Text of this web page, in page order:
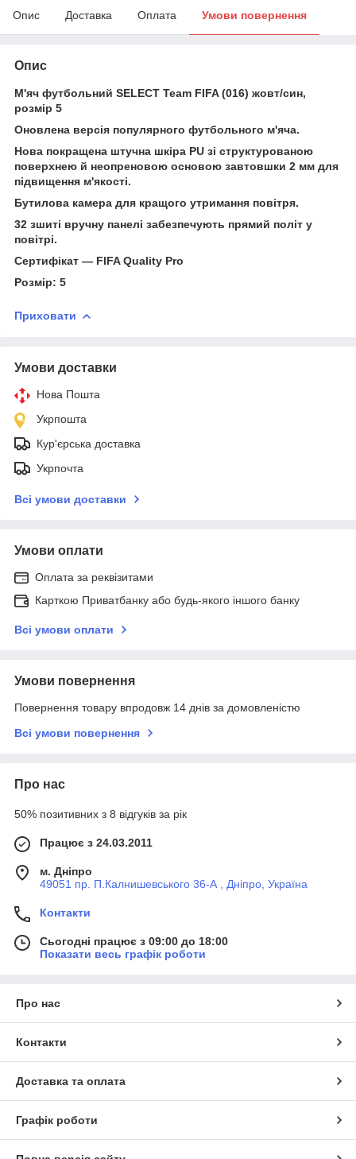
Опис Доставка Оплата Умови повернення
Опис
М'яч футбольний SELECT Team FIFA (016) жовт/син,
розмір 5
Оновлена версія популярного футбольного м'яча.
Нова покращена штучна шкіра PU зі структурованою
поверхнею й неопреновою основою завтовшки 2 мм для
підвищення м'якості.
Бутилова камера для кращого утримання повітря.
32 зшиті вручну панелі забезпечують прямий політ у
повітрі.
Сертифікат — FIFA Quality Pro
Розмір: 5
Приховати
Умови доставки
Нова Пошта
Укрпошта
Кур'єрська доставка
Укрпочта
Всі умови доставки
Умови оплати
Оплата за реквізитами
Карткою Приватбанку або будь-якого іншого банку
Всі умови оплати
Умови повернення
Повернення товару впродовж 14 днів за домовленістю
Всі умови повернення
Про нас
50% позитивних з 8 відгуків за рік
Працює з 24.03.2011
м. Дніпро
49051 пр. П.Калнишевського 36-А , Дніпро, Україна
Контакти
Сьогодні працює з 09:00 до 18:00
Показати весь графік роботи
Про нас
Контакти
Доставка та оплата
Графік роботи